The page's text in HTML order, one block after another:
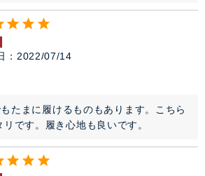
2022/07/14
たまに履けるものもあります。こちら
です。履き心地も良いです。